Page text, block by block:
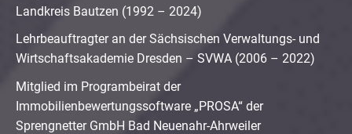
Landkreis Bautzen (1992 – 2024)
Lehrbeauftragter an der Sächsischen Verwaltungs- und
Wirtschaftsakademie Dresden – SVWA (2006 – 2022)
Mitglied im Programbeirat der
Immobilienbewertungssoftware „PROSA“ der
Sprengnetter GmbH Bad Neuenahr-Ahrweiler